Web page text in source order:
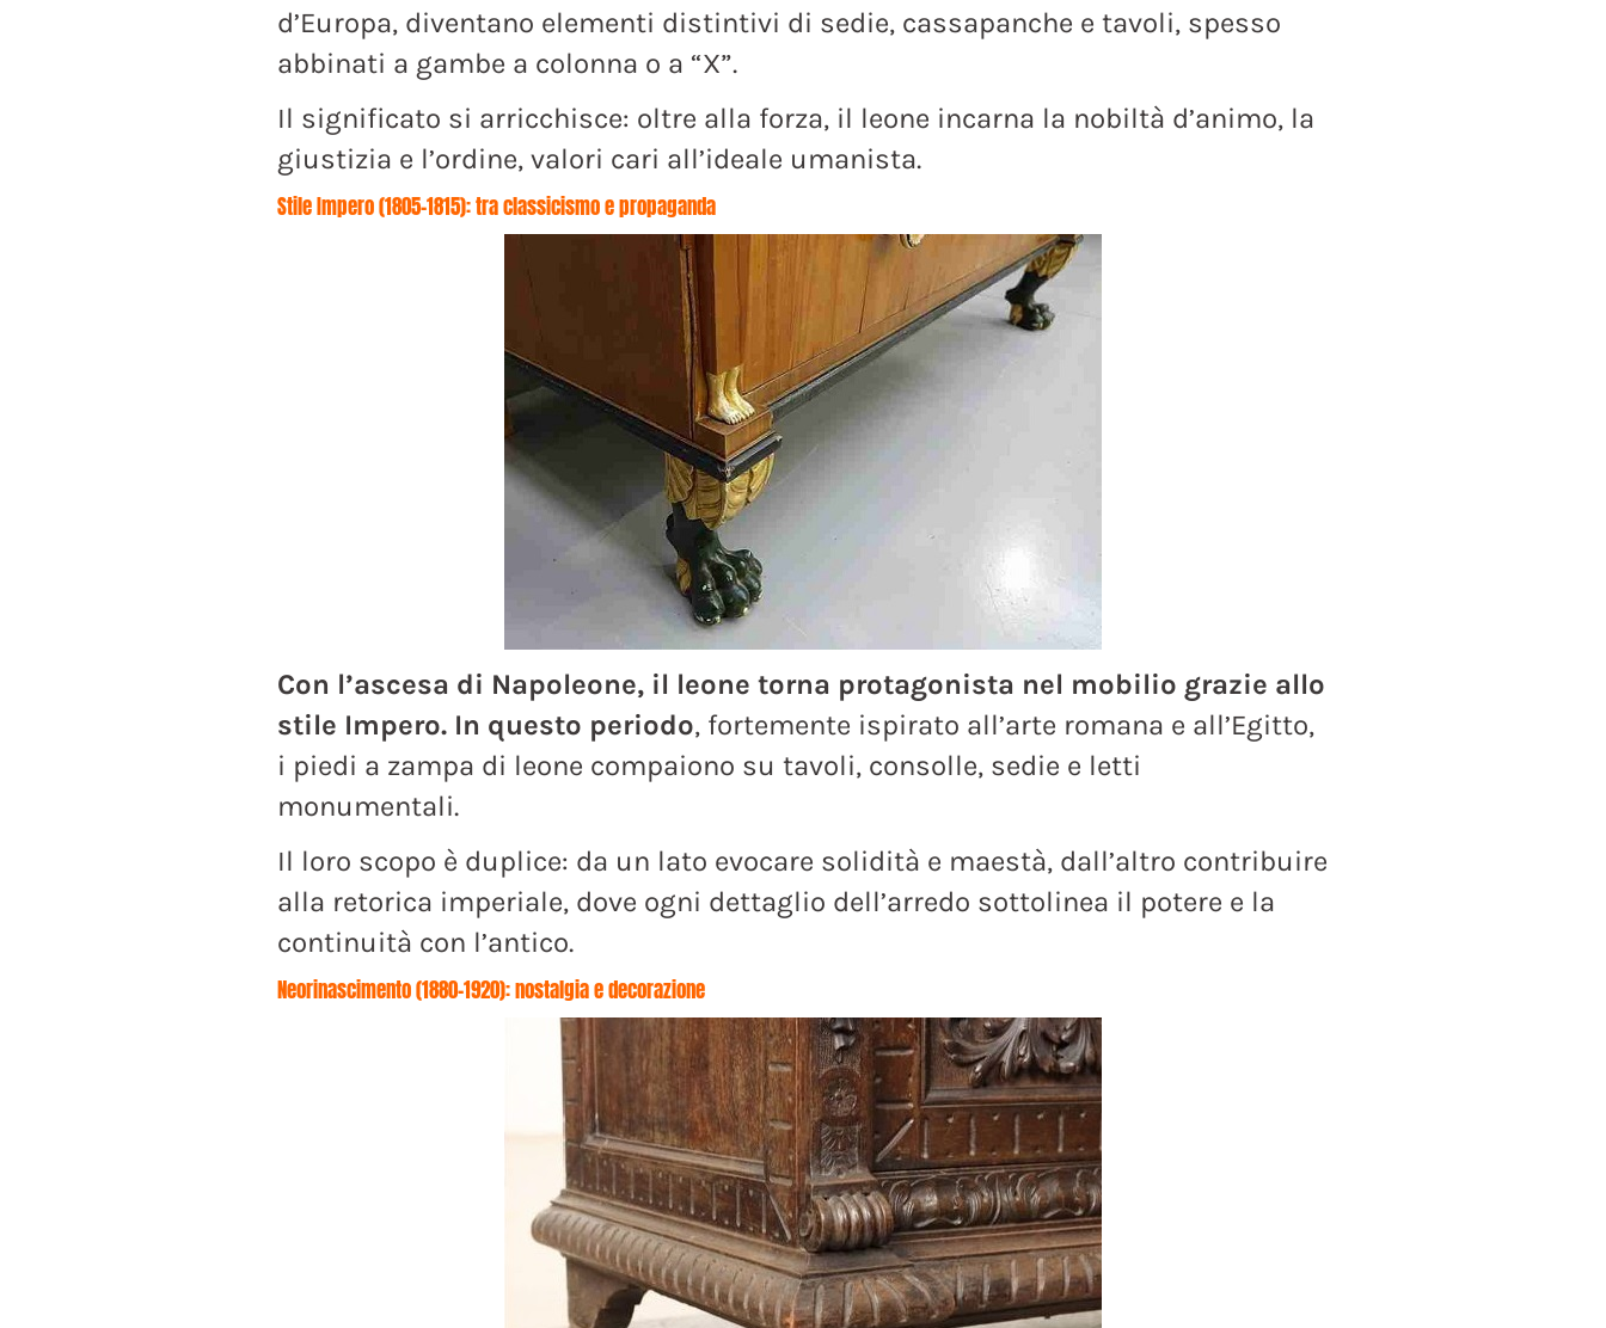
d’Europa, diventano elementi distintivi di sedie, cassapanche e tavoli, spesso
abbinati a gambe a colonna o a “X”.
Il significato si arricchisce: oltre alla forza, il leone incarna la nobiltà d’animo, la
giustizia e l’ordine, valori cari all’ideale umanista.
Stile Impero (1805–1815): tra classicismo e propaganda
Con l’ascesa di Napoleone, il leone torna protagonista nel mobilio grazie allo
stile Impero. In questo periodo, fortemente ispirato all’arte romana e all’Egitto,
i piedi a zampa di leone compaiono su tavoli, consolle, sedie e letti
monumentali.
Il loro scopo è duplice: da un lato evocare solidità e maestà, dall’altro contribuire
alla retorica imperiale, dove ogni dettaglio dell’arredo sottolinea il potere e la
continuità con l’antico.
Neorinascimento (1880-1920): nostalgia e decorazione